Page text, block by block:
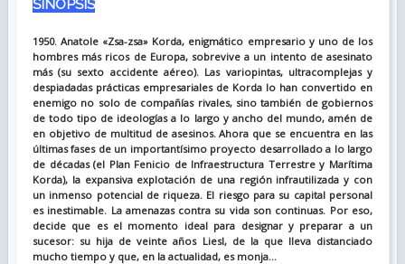
SINOPSIS
1950. Anatole «Zsa-zsa» Korda, enigmático empresario y uno de los
hombres más ricos de Europa, sobrevive a un intento de asesinato
más (su sexto accidente aéreo). Las variopintas, ultracomplejas y
despiadadas prácticas empresariales de Korda lo han convertido en
enemigo no solo de compañías rivales, sino también de gobiernos
de todo tipo de ideologías a lo largo y ancho del mundo, amén de
en objetivo de multitud de asesinos. Ahora que se encuentra en las
últimas fases de un importantísimo proyecto desarrollado a lo largo
de décadas (el Plan Fenicio de Infraestructura Terrestre y Marítima
Korda), la expansiva explotación de una región infrautilizada y con
un inmenso potencial de riqueza. El riesgo para su capital personal
es inestimable. La amenazas contra su vida son continuas. Por eso,
decide que es el momento ideal para designar y preparar a un
sucesor: su hija de veinte años Liesl, de la que lleva distanciado
mucho tiempo y que, en la actualidad, es monja...